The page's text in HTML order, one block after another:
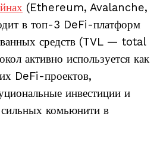
(Ethereum, Avalanche,
в топ-3 DeFi-платформ
средств (TVL — total
активно используется как
DeFi-проектов,
инвестиции и
комьюнити в